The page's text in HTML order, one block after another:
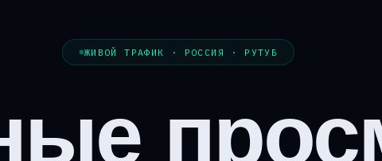
ЖИВОЙ ТРАФИК · РОССИЯ · РУТУБ